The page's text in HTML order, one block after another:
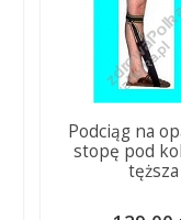
Podciąg na
stopę pod
tęższa